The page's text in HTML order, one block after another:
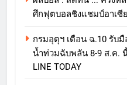
ศึกฟุตบอลชิงแชมป์อาเซี
กรมอุตุฯ เตือน ฉ.10 รับ
น้ำท่วมฉับพลัน 8-9 ส.ค.
LINE TODAY